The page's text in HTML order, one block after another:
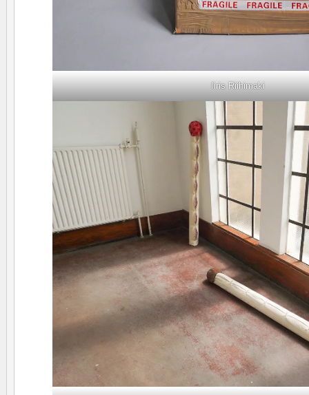
Iiris Riihimaki